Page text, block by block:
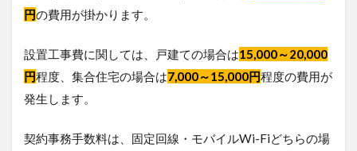
円の費用が掛かります。
設置工事費に関しては、戸建ての場合は15,000～20,000
円程度、集合住宅の場合は7,000～15,000円程度の費用が
発生します。
契約事務手数料は、固定回線・モバイルWi-Fiどちらの場